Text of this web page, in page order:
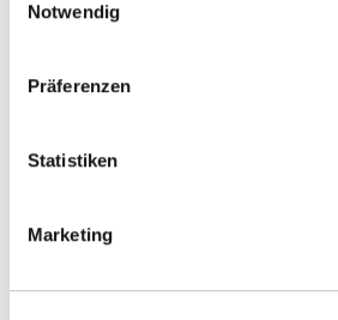
Notwendig
Präferenzen
Statistiken
Marketing
Rotowash Terrassenreinigungsmaschine